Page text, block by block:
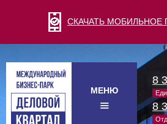
СКАЧАТЬ МОБИЛЬНОЕ
МЕНЮ
8
8